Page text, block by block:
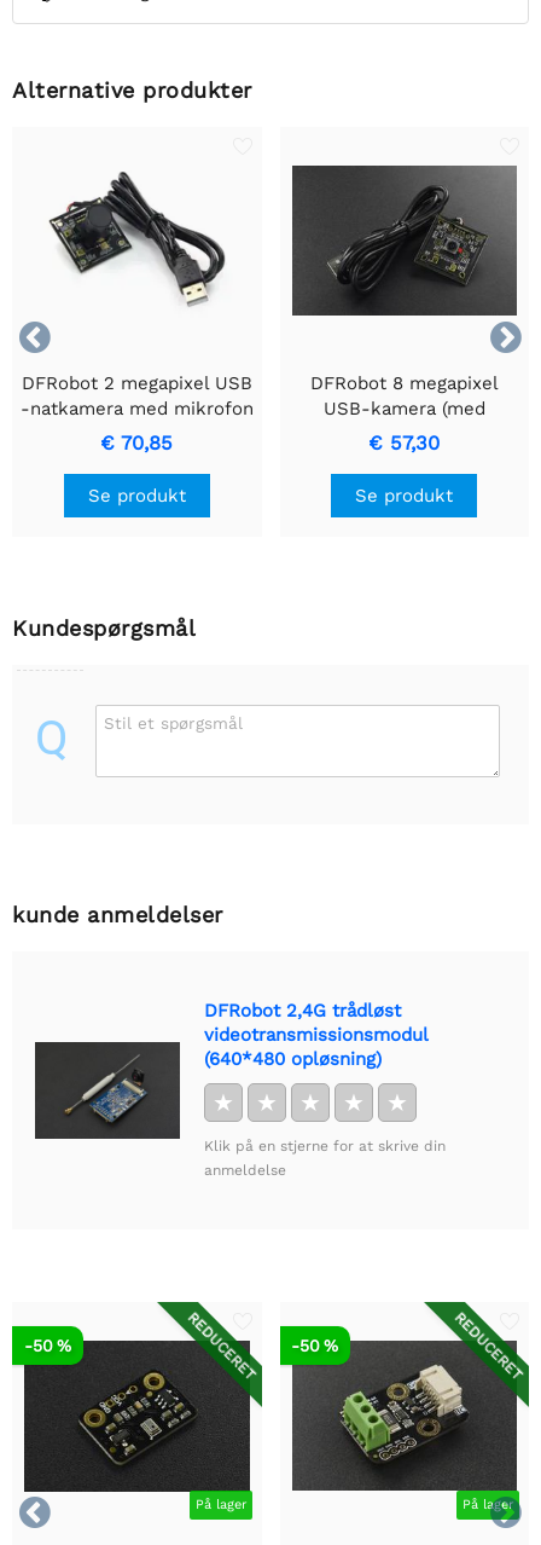
Alternative produkter


DFRobot 2 megapixel USB
-natkamera med mikrofon
(kompatibel med
Raspberry Pi / LattePanda
/ Jetson Nano)
€ 70,85
Se produkt
DFRobot 8 megapixel
USB-kamera (med
mikrofon)
€ 57,30
Se produkt
Kundespørgsmål
Q Stil et spørgsmål
kunde anmeldelser
DFRobot 2,4G trådløst
videotransmissionsmodul
(640*480 opløsning)
★ ★ ★ ★ ★
Klik på en stjerne for at skrive din
anmeldelse


REDUCERET
På lager
-50 % REDUCERET
På lager
-50 %